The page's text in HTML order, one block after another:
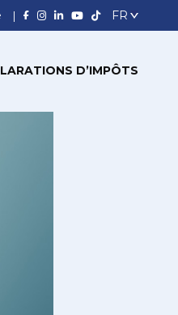
D’IMPÔTS